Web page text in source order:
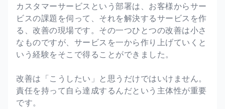
カスタマーサービスという部署は、お客様からサー
ビスの課題を伺って、それを解決するサービスを作
る、改善の現場です。その一つひとつの改善は小さ
なものですが、サービスを一から作り上げていくと
いう経験をそこで得ることができました。
改善は「こうしたい」と思うだけではいけません。
責任を持って自ら達成するんだという主体性が重要
です。